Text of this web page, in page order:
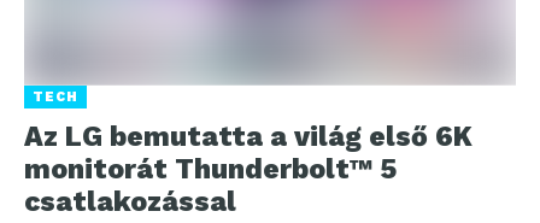
TECH
Az LG bemutatta a világ első 6K
monitorát Thunderbolt™ 5
csatlakozással